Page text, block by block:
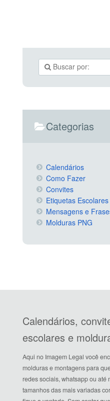
Categorias
Calendários
Como Fazer
Convites
Etiquetas Escolares
Mensagens e
Molduras PNG
Calendários,
escolares e
Aqui no Imagem Legal você
molduras e montagens para
redes sociais, whatsapp ou até
tamanhos das mais variadas